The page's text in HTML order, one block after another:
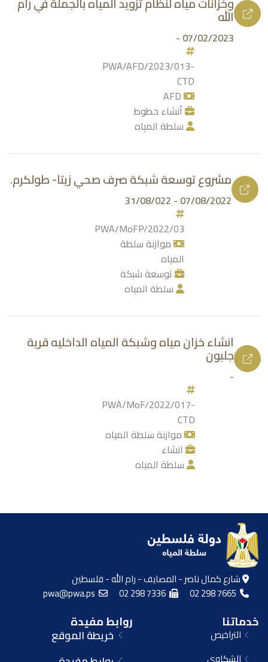
الله
07/02/2023 -
PWA/AFD/2023/013-
CTD
أنشاء خطوط
سلطة المياه
مشروع توسعة شبكة صرف صحي زيتا- طولكرم.
07/08/2022 - 31/08/022
PWA/MoFP/2022/03
موازنة سلطة
المياه
توسعة شبكة
سلطة المياه
انشاء خزان مياه وشبكة المياه الداخليه قرية
جلبون
-
PWA/MoF/2022/017-
CTD
موازنة سلطة المياه
انشاء
سلطة المياه
شارع كمال ناصر - المصايف - رام الله - فلسطين
02 298 7665
02 298 7336
خدماتنا
التراخيص
روابط مفيدة
خريطة الموقع